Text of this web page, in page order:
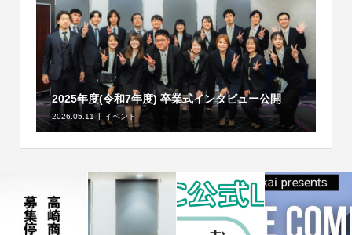
2025年度(令和7年度) 卒業式インタビュー公開
2026.05.11 イベント